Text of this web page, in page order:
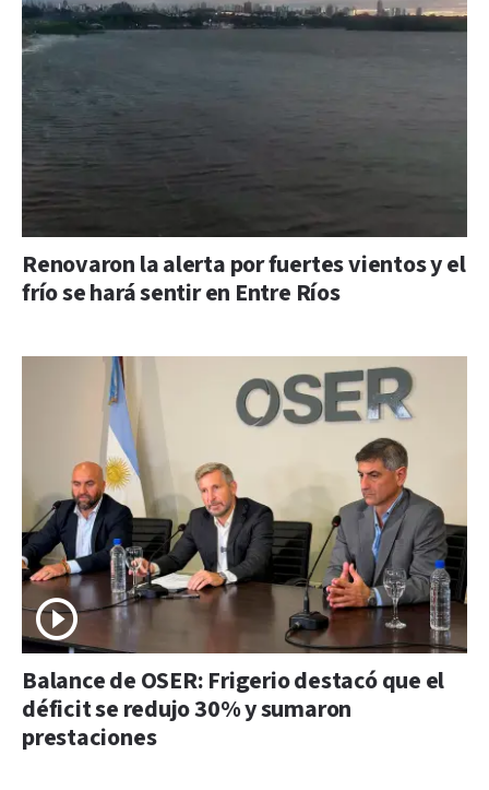
Renovaron la alerta por fuertes vientos y el
frío se hará sentir en Entre Ríos
Balance de OSER: Frigerio destacó que el
déficit se redujo 30% y sumaron
prestaciones